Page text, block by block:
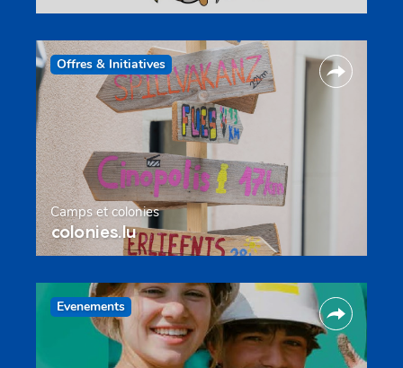
Offres & Initiatives
Camps et colonies
colonies.lu
Evenements